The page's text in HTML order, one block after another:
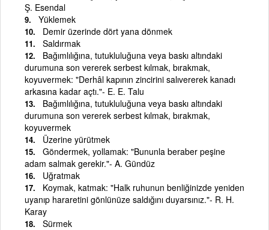
Ş. Esendal
Yüklemek
Demir üzerinde dört yana dönmek
Saldırmak
Bağımlılığına, tutukluluğuna veya baskı altındaki
durumuna son vererek serbest kılmak, bırakmak,
koyuvermek: "Derhâl kapının zincirini salıvererek kanadı
arkasına kadar açtı."- E. E. Talu
Bağımlılığına, tutukluluğuna veya baskı altındaki
durumuna son vererek serbest kılmak, bırakmak,
koyuvermek
Üzerine yürütmek
Göndermek, yollamak: "Bununla beraber peşine
adam salmak gerekir."- A. Gündüz
Uğratmak
Koymak, katmak: "Halk ruhunun benliğinizde yeniden
uyanıp hararetini gönlünüze saldığını duyarsınız."- R. H.
Karay
Sürmek